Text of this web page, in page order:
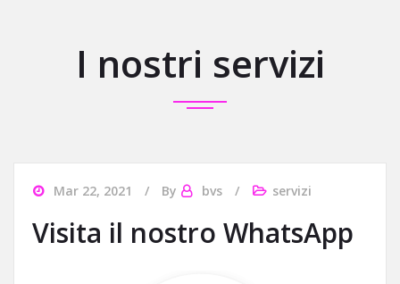
I nostri servizi
Mar 22, 2021 By bvs servizi
Visita il nostro WhatsApp